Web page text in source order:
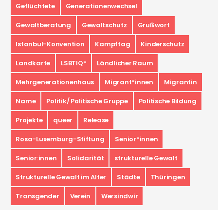
Geflüchtete Generationenwechsel
Gewaltberatung Gewaltschutz Grußwort
Istanbul-Konvention Kampftag Kinderschutz
Landkarte LSBTIQ* Ländlicher Raum
Mehrgenerationenhaus Migrant*innen Migrantin
Name Politik/ Politische Gruppe Politische Bildung
Projekte queer Release
Rosa-Luxemburg-Stiftung Senior*innen
Senior:innen Solidarität strukturelle Gewalt
Strukturelle Gewalt im Alter Städte Thüringen
Transgender Verein Wersindwir